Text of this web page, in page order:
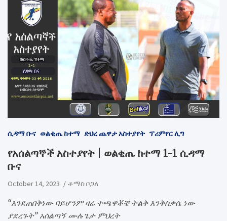
ሲዳማ ቡና ወልቂጤ ከተማ ድህረ ጨዋታ አስተያየት ፕሪምየር ሊግ
የአሰልጣኞች አስተያየት | ወልቂጤ ከተማ 1-1 ሲዳማ
ቡና
October 14, 2023 ቶማስ ቦጋለ
“እንደጠበቅነው ባይሆንም ዛሬ ተጫዋቾቼ ትልቅ እንቅስቃሴ ነው
ያደረጉት” አሰልጣኝ ሙሉጌታ ምህረት